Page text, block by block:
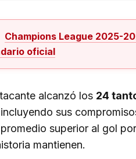
Champions League 2025-
oficial
alcanzó los 24
sus
superior al gol
mantienen.